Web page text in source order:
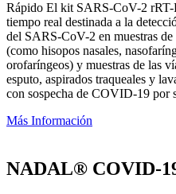
Rápido El kit SARS-CoV-2 rRT-
tiempo real destinada a la
del SARS-CoV-2 en muestras
(como hisopos nasales,
orofaríngeos) y muestras de las
esputo, aspirados traqueales y
con sospecha de COVID-19 por
Más Información
NADAL® COVID-